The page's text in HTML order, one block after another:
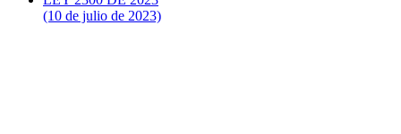
(10 de julio de 2023)